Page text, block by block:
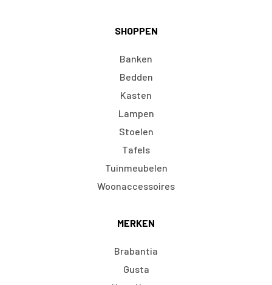
SHOPPEN
Banken
Bedden
Kasten
Lampen
Stoelen
Tafels
Tuinmeubelen
Woonaccessoires
MERKEN
Brabantia
Gusta